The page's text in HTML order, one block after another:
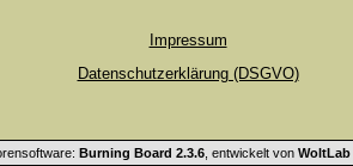
Impressum
Datenschutzerklärung (DSGVO)
Burning Board 2.3.6, entwickelt von WoltLab